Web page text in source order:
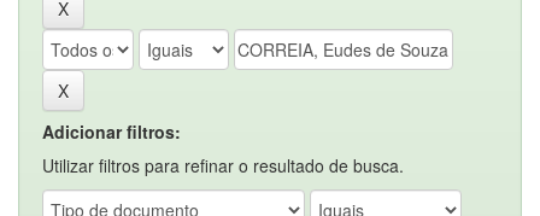
Adicionar filtros:
Utilizar filtros para refinar o resultado de busca.